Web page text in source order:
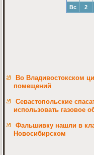
Вс
2
Во Владивостокском
помещений
Севастопольские
использовать газовое
Фальшивку нашли в
Новосибирском